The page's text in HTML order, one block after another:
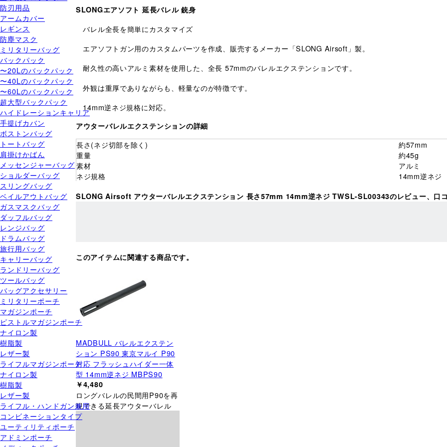
防刃用品
アームカバー
レギンス
防塵マスク
ミリタリーバッグ
バックパック
〜20Lのバックパック
〜40Lのバックパック
〜60Lのバックパック
超大型バックパック
ハイドレーションキャリア
手提げカバン
ボストンバッグ
トートバッグ
肩掛けかばん
メッセンジャーバッグ
ショルダーバッグ
スリングバッグ
ベイルアウトバッグ
ガスマスクバッグ
ダッフルバッグ
レンジバッグ
ドラムバッグ
旅行用バッグ
キャリーバッグ
ランドリーバッグ
ツールバッグ
バッグアクセサリー
ミリタリーポーチ
マガジンポーチ
ピストルマガジンポーチ
ナイロン製
樹脂製
レザー製
ライフルマガジンポーチ
ナイロン製
樹脂製
レザー製
ライフル・ハンドガン兼用
コンビネーションタイプ
ユーティリティポーチ
アドミンポーチ
SLONGエアソフト 延長バレル 銃身
バレル全長を簡単にカスタマイズ
エアソフトガン用のカスタムパーツを作成、販売するメーカー「SLONG Airsoft」製。
耐久性の高いアルミ素材を使用した、全長 57mmのバレルエクステンションです。
外観は重厚でありながらも、軽量なのが特徴です。
14mm逆ネジ規格に対応。
アウターバレルエクステンションの詳細
長さ(ネジ切部を除く)
約57mm
重量
約45g
素材
アルミ
ネジ規格
14mm逆ネジ
SLONG Airsoft アウターバレルエクステンション 長さ57mm 14mm逆ネジ TWSL-SL00343のレビュー、口
このアイテムに関連する商品です。
MADBULL バレルエクステン
ション PS90 東京マルイ P90
対応 フラッシュハイダー一体
型 14mm逆ネジ MBPS90
￥4,480
ロングバレルの民間用P90を再
現できる延長アウターバレル